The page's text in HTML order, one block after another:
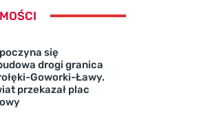
się
drogi granica
Goworki-Ławy.
przekazał plac